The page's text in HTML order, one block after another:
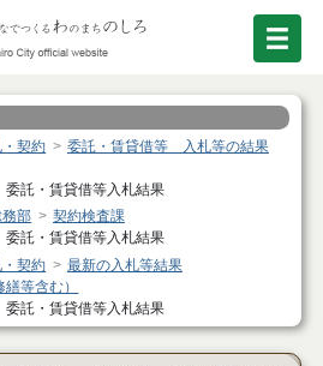
・契約
委託・賃貸借等 入札等の結果
託・賃貸借等入札結果
務部
契約検査課
託・賃貸借等入札結果
・契約
最新の入札等結果
等含む）
託・賃貸借等入札結果